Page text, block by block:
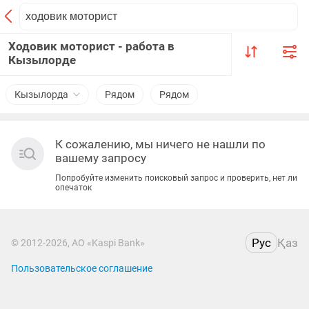
Ходовик моторист - работа в
Кызылорде
Кызылорда Рядом Рядом
К сожалению, мы ничего не нашли по
вашему запросу
Попробуйте изменить поисковый запрос и проверить, нет ли
опечаток
© 2012-2026, АО «Kaspi Bank» Рус Қаз
Пользовательское соглашение